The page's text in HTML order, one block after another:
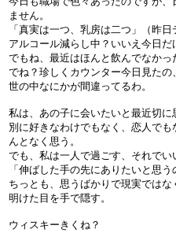
ません。
「真実は一つ、乳房は二つ」（昨
アルコール減らし中？いいえ今日だ
でもね、最近はほんと飲んでなかっ
でね？珍しくカウンター今日見た
世の中なにかが間違ってるわ。
私は、あの子に会いたいと最近切に
別に好きなわけでもなく、恋人で
んとなく思う。
でも、私は一人で過ごす、それでい
「伸ばした手の先にありたいと思
ちっとも、思うばかりで現実ではな
明けた目を手で隠す。
ウィスキーきくね？